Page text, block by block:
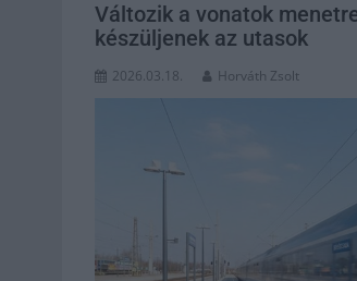
Változik a vonatok
készüljenek az utasok
2026.03.18. Horváth Zsolt